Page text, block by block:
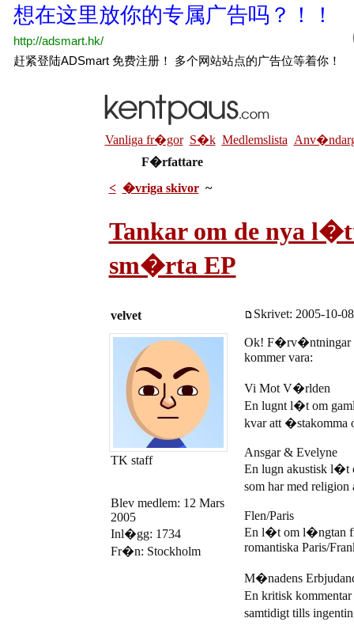
Vanliga fr�gor S�k Medlemslista
F�rfattare
< �vriga skivor~
Tankar om de nya
sm�rta EP
velvet Skrivet: 2005-10-
TK staff
Blev medlem: 12 Mars
2005
Inl�gg: 1734
Fr�n: Stockholm
Ok! F�rv�ntningar
kommer vara:
Vi Mot V�rlden
En lugnt l�t om
kvar att �stakomma
Ansgar & Evelyne
En lugn akustisk l�t
som har med
Flen/Paris
En l�t om l�ngtan
romantiska Paris/
M�nadens
En kritisk
samtidigt tills